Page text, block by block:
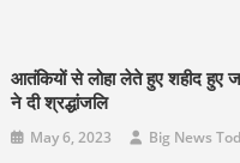
आतंकियों से लोहा लेते हुए शहीद हुए
ने दी श्रद्धांजलि
May 6, 2023 Big News